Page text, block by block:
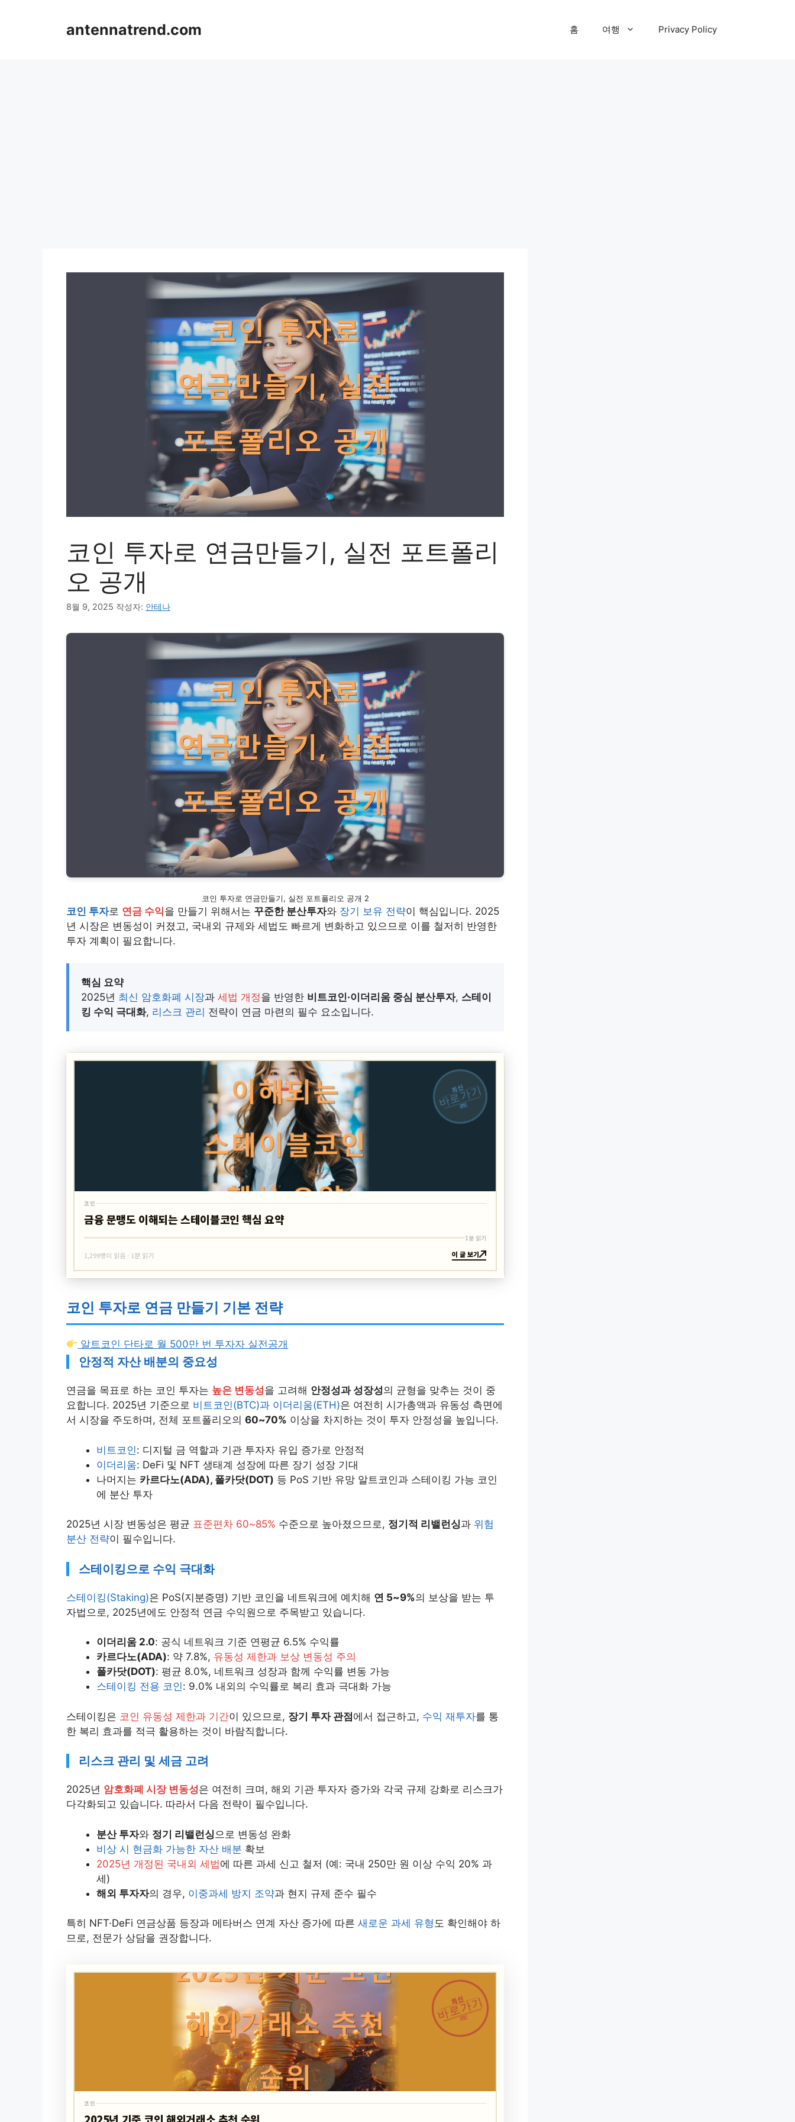
antennatrend.com 홈 여행 Privacy Policy
코인 투자로 연금만들기, 실전 포트폴리
오 공개
8월 9, 2025 작성자: 안테나
코인 투자로 연금만들기, 실전 포트폴리오 공개 2
코인 투자로 연금 수익을 만들기 위해서는 꾸준한 분산투자와 장기 보유 전략이 핵심입니다. 2025
년 시장은 변동성이 커졌고, 국내외 규제와 세법도 빠르게 변화하고 있으므로 이를 철저히 반영한
투자 계획이 필요합니다.
핵심 요약
2025년 최신 암호화폐 시장과 세법 개정을 반영한 비트코인·이더리움 중심 분산투자, 스테이
킹 수익 극대화, 리스크 관리 전략이 연금 마련의 필수 요소입니다.
최신
바로가기
코인
코인
금융 문맹도 이해되는 스테이블코인 핵심 요약
1분 읽기
1,299명이 읽음 · 1분 읽기 이 글 보기
코인 투자로 연금 만들기 기본 전략
알트코인 단타로 월 500만 번 투자자 실전공개
안정적 자산 배분의 중요성
연금을 목표로 하는 코인 투자는 높은 변동성을 고려해 안정성과 성장성의 균형을 맞추는 것이 중
요합니다. 2025년 기준으로 비트코인(BTC)과 이더리움(ETH)은 여전히 시가총액과 유동성 측면에
서 시장을 주도하며, 전체 포트폴리오의 60~70% 이상을 차지하는 것이 투자 안정성을 높입니다.
비트코인: 디지털 금 역할과 기관 투자자 유입 증가로 안정적
이더리움: DeFi 및 NFT 생태계 성장에 따른 장기 성장 기대
나머지는 카르다노(ADA), 폴카닷(DOT) 등 PoS 기반 유망 알트코인과 스테이킹 가능 코인
에 분산 투자
2025년 시장 변동성은 평균 표준편차 60~85% 수준으로 높아졌으므로, 정기적 리밸런싱과 위험
분산 전략이 필수입니다.
스테이킹으로 수익 극대화
스테이킹(Staking)은 PoS(지분증명) 기반 코인을 네트워크에 예치해 연 5~9%의 보상을 받는 투
자법으로, 2025년에도 안정적 연금 수익원으로 주목받고 있습니다.
이더리움 2.0: 공식 네트워크 기준 연평균 6.5% 수익률
카르다노(ADA): 약 7.8%, 유동성 제한과 보상 변동성 주의
폴카닷(DOT): 평균 8.0%, 네트워크 성장과 함께 수익률 변동 가능
스테이킹 전용 코인: 9.0% 내외의 수익률로 복리 효과 극대화 가능
스테이킹은 코인 유동성 제한과 기간이 있으므로, 장기 투자 관점에서 접근하고, 수익 재투자를 통
한 복리 효과를 적극 활용하는 것이 바람직합니다.
리스크 관리 및 세금 고려
2025년 암호화폐 시장 변동성은 여전히 크며, 해외 기관 투자자 증가와 각국 규제 강화로 리스크가
다각화되고 있습니다. 따라서 다음 전략이 필수입니다.
분산 투자와 정기 리밸런싱 으로 변동성 완화
비상 시 현금화 가능한 자산 배분 확보
2025년 개정된 국내외 세법에 따른 과세 신고 철저 (예: 국내 250만 원 이상 수익 20% 과
세)
해외 투자자의 경우, 이중과세 방지 조약과 현지 규제 준수 필수
특히 NFT·DeFi 연금상품 등장과 메타버스 연계 자산 증가에 따른 새로운 과세 유형도 확인해야 하
므로, 전문가 상담을 권장합니다.
최신
바로가기
코인
코인